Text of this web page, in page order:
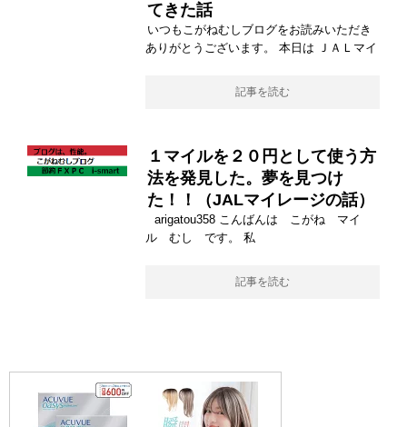
てきた話
いつもこがねむしブログをお読みいただき
ありがとうございます。 本日は ＪＡＬマイ
記事を読む
１マイルを２０円として使う方
法を発見した。夢を見つけ
た！！（JALマイレージの話）
arigatou358 こんばんは こがね マイ
ル むし です。 私
記事を読む